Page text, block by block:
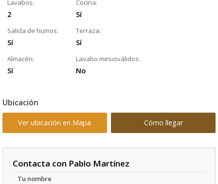
Lavabos:
2
Cocina:
Sí
Salida de humos:
Sí
Terraza:
Sí
Almacén:
Sí
Lavabo minusválidos:
No
Ubicación
Ver ubicación en Mapa Cómo llegar
Contacta con Pablo Martínez
Tu nombre